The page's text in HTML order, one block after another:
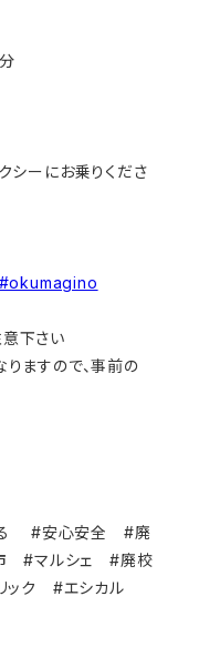
シーにお乗りくださ
下さい
ますので、事前の
る #安心安全 #廃
#マルシェ #廃校
ック #エシカル